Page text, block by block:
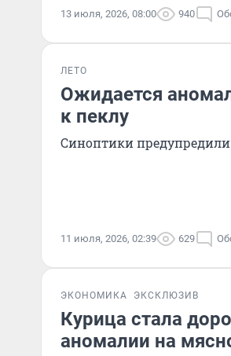
13 июля, 2026, 08:00 940
ЛЕТО
Ожидается
к пеклу
Синоптики
11 июля, 2026, 02:39 629
ЭКОНОМИКА ЭКСКЛЮЗИВ
Курица стала
аномалии на